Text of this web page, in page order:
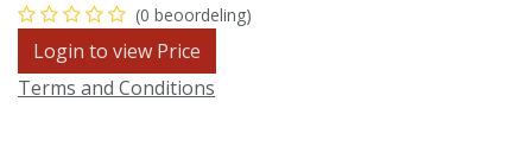
(0 beoordeling)
Login to view Price
Terms and Conditions